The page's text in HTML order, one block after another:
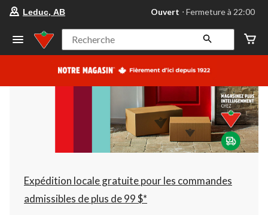
votre
préféré
Leduc,
AB,
courament
Fermeture
à
22:00
cliquer
pour
changer
Leduc, AB Ouvert ⋅ Fermeture à 22:00
Recherche
Expédition locale gratuite pour les commandes
admissibles de plus de 99 $*